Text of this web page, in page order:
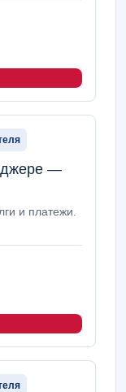
—
и платежи.